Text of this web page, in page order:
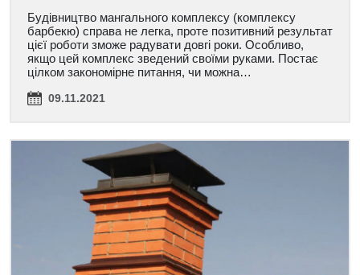
Будівництво мангального комплексу (комплексу
барбекю) справа не легка, проте позитивний результат
цієї роботи зможе радувати довгі роки. Особливо,
якщо цей комплекс зведений своїми руками. Постає
цілком закономірне питання, чи можна…
09.11.2021